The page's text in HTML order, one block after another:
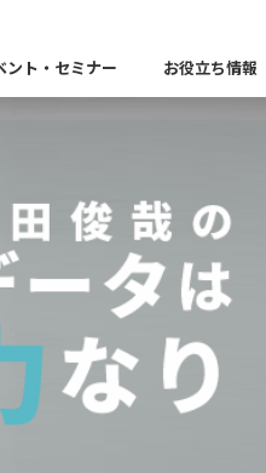
ータ統合／分析
ットフォーム
データ資産管理ソフトウェア
移行時SQL
テストソフトウェア
データベースDR（災害対
ソリューション
データ統合データ可視化・活用基盤
データセキュリティ
テスト自動化・効
ディザスタ
課題に関する製品をこちら
クラウド移行時のよ
仮想環境（VMware）
異種データベース移行
業界特有の課題・ユースケ
建設業
金融・保険業
卸売・小売業
Insight SQL Testing
ント・セミナー
セミナー
お役立ち情報
CxOリレーブログ
グ
あいさつ
セス